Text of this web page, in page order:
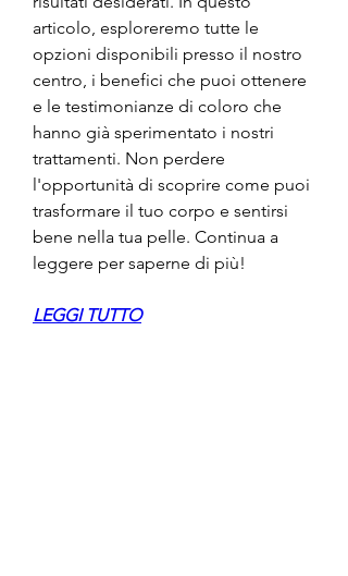
articolo, esploreremo tutte le
opzioni disponibili presso il nostro
centro, i benefici che puoi ottenere
e le testimonianze di coloro che
hanno già sperimentato i nostri
trattamenti. Non perdere
l'opportunità di scoprire come puoi
trasformare il tuo corpo e sentirsi
bene nella tua pelle. Continua a
leggere per saperne di più!
LEGGI TUTTO